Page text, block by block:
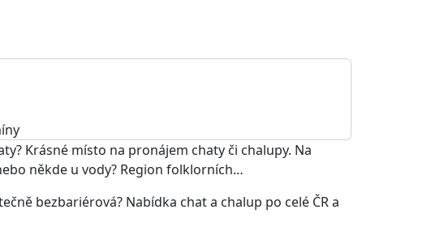
Krásné místo na pronájem chaty či chalupy. Na
někde u vody? Region folklorních…
bezbariérová? Nabídka chat a chalup po celé ČR a